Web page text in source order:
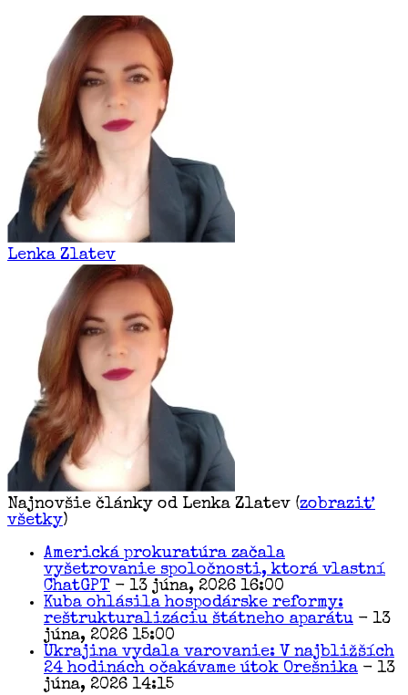
Lenka Zlatev
Najnovšie články od Lenka Zlatev (zobraziť
všetky)
Americká prokuratúra začala
vyšetrovanie spoločnosti, ktorá vlastní
ChatGPT - 13 júna, 2026 16:00
Kuba ohlásila hospodárske reformy:
reštrukturalizáciu štátneho aparátu - 13
júna, 2026 15:00
Ukrajina vydala varovanie: V najbližších
24 hodinách očakávame útok Orešnika - 13
júna, 2026 14:15